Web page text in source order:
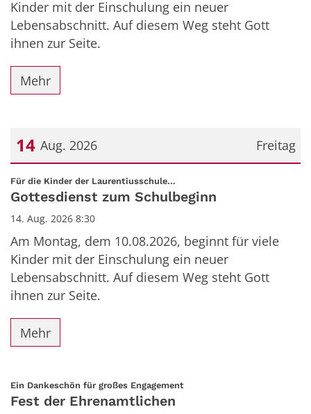
Kinder mit der Einschulung ein neuer
Lebensabschnitt. Auf diesem Weg steht Gott
ihnen zur Seite.
Mehr
Freitag
14 Aug. 2026
Datum: 14. August 2026
Für die Kinder der Laurentiusschule...
Gottesdienst zum Schulbeginn
14. Aug. 2026 8:30
Am Montag, dem 10.08.2026, beginnt für viele
Kinder mit der Einschulung ein neuer
Lebensabschnitt. Auf diesem Weg steht Gott
ihnen zur Seite.
Mehr
Ein Dankeschön für großes Engagement:
Fest der Ehrenamtlichen